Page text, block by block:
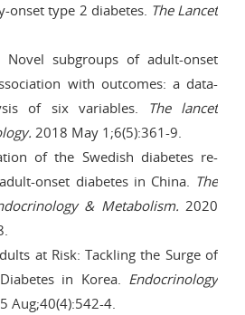
onset type 2 diabetes. The Lancet
subgroups of adult-onset
with outcomes: a data-
of six variables.
The lancet
2018 May 1;6(5):361-9.
of the Swedish diabetes re-
onset diabetes in China. The
& Metabolism. 2020
at Risk: Tackling the Surge of
in Korea. Endocrinology
Aug;40(4):542-4.